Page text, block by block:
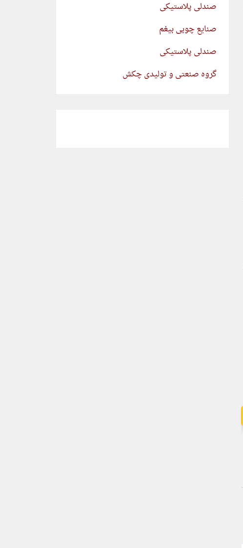
صندلی پلاستیکی
صنایع چوبی بیغم
صندلی پلاستیکی
گروه صنعتی و تولیدی چکش